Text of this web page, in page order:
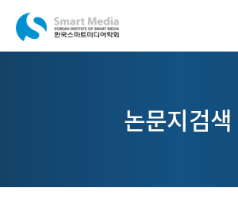
논문지검색